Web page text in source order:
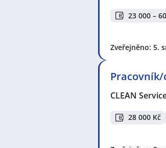
23 000 –
Zveřejněno: 5.
CLEAN
28 000 Kč